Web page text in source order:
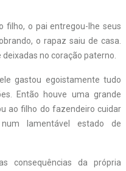
filho, o pai entregou-lhe seus
o rapaz saiu de casa.
no coração paterno.
gastou egoistamente tudo
Então houve uma grande
ao filho do fazendeiro cuidar
lamentável estado de
consequências da própria